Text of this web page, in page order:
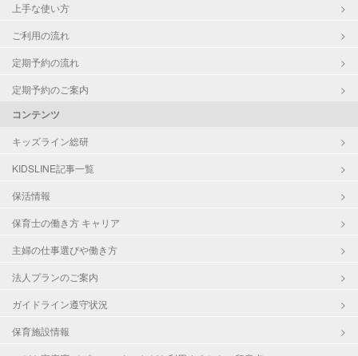
上手な使い方
ご利用の流れ
定期予約の流れ
定期予約のご案内
コンテンツ
キッズライン総研
KIDSLINE記事一覧
保活情報
保育士の働き方 キャリア
主婦の仕事選びや働き方
法人プランのご案内
ガイドライン遵守状況
保育施設情報